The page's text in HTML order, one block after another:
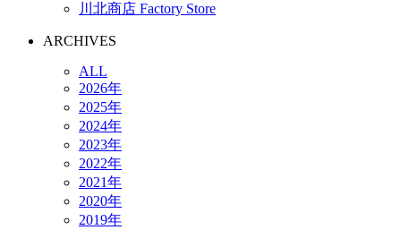
川北商店 Factory Store
ARCHIVES
ALL
2026年
2025年
2024年
2023年
2022年
2021年
2020年
2019年